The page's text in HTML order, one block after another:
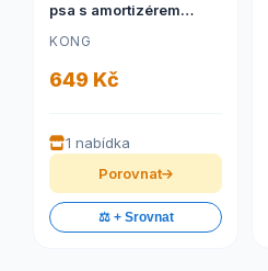
psa s amortizérem
KONG
649 Kč
1 nabídka
Porovnat
⚖️ + Srovnat